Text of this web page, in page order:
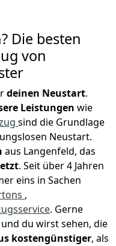
Die besten
von
deinen Neustart.
Leistungen wie
sind die Grundlage
Neustart.
aus Langenfeld, das
. Seit über 4 Jahren
eins in Sachen
,
. Gerne
du wirst sehen, die
kostengünstiger, als